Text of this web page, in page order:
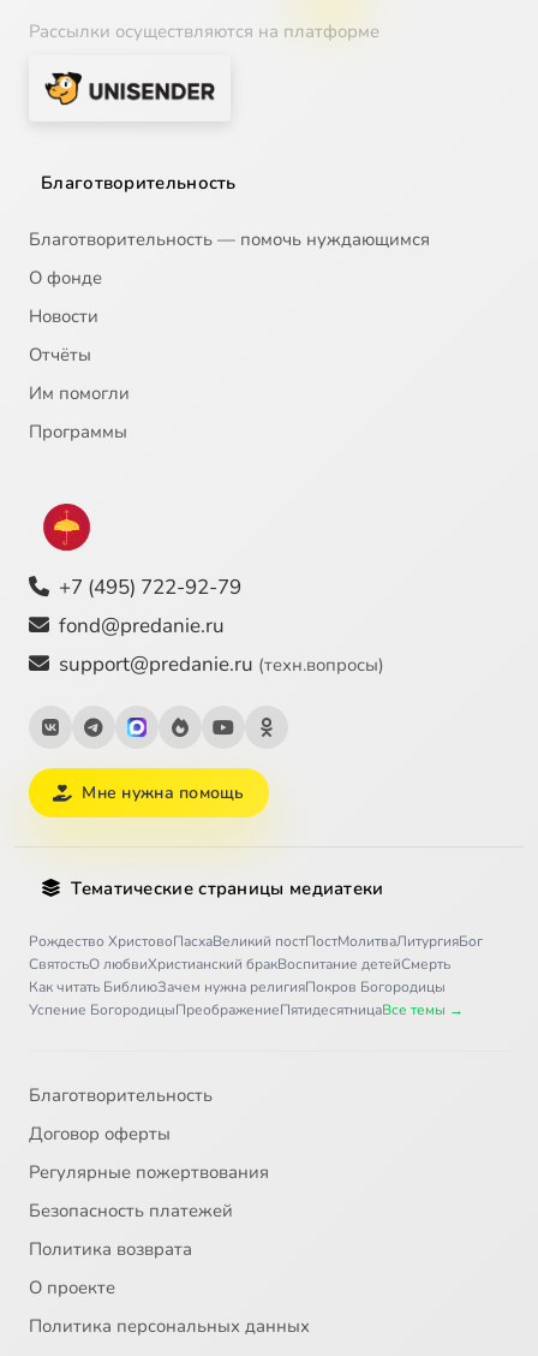
Рассылки осуществляются на платформе
Благотворительность
Благотворительность — помочь нуждающимся
О фонде
Новости
Отчёты
Им помогли
Программы
+7 (495) 722-92-79
fond@predanie.ru
support@predanie.ru (техн.вопросы)
Мне нужна помощь
Тематические страницы медиатеки
Рождество ХристовоПасхаВеликий постПостМолитваЛитургияБог
СвятостьО любвиХристианский бракВоспитание детейСмерть
Как читать БиблиюЗачем нужна религияПокров Богородицы
Успение БогородицыПреображениеПятидесятницаВсе темы →
Благотворительность
Договор оферты
Регулярные пожертвования
Безопасность платежей
Политика возврата
О проекте
Политика персональных данных